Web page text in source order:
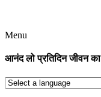
Menu
आनंद लो प्रतिदिन जीवन का